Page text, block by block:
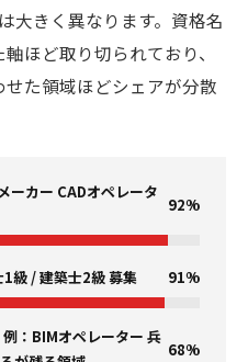
大きく異なります。資格名
ほど取り切られており、
た領域ほどシェアが分散
カー CADオペレータ
92%
級 / 建築士2級 募集 91%
：BIMオペレーター 兵
68%